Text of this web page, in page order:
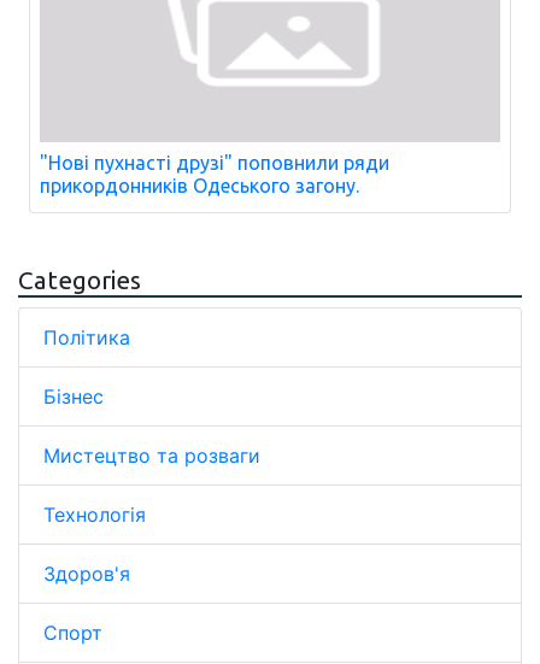
"Нові пухнасті друзі" поповнили ряди
прикордонників Одеського загону.
Categories
Політика
Бізнес
Мистецтво та розваги
Технологія
Здоров'я
Спорт